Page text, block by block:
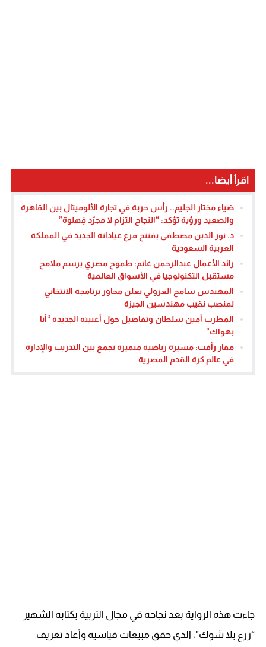
اقرأ أيضا...
ضياء مختار الجليم.. رأس حربة في تجارة الألوميتال بين القاهرة
والصعيد ورؤية تؤكد: “النجاح التزام لا مجرّد فِهلوة”
د. نور الدين مصطفى يفتتح فرع عياداته الجديد في المملكة
العربية السعودية
رائد الأعمال عبدالرحمن غانم: طموح مصري يرسم ملامح
مستقبل التكنولوجيا في الأسواق العالمية
المهندس سامح الغزولي يعلن محاور برنامجه الانتخابي
لمنصب نقيب مهندسين الجيزة
المطرب أمين سلطان وتفاصيل حول أغنيته الجديدة “أنا
بهواك”
مقار رأفت: مسيرة رياضية متميزة تجمع بين التدريب والإدارة
في عالم كرة القدم المصرية
جاءت هذه الرواية بعد نجاحه في مجال التربية بكتابه الشهير
“زرع بلا شوك”، الذي حقق مبيعات قياسية وأعاد تعريف